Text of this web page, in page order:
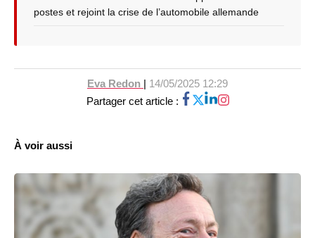
postes et rejoint la crise de l’automobile allemande
Eva Redon | 14/05/2025 12:29
Partager cet article :
À voir aussi